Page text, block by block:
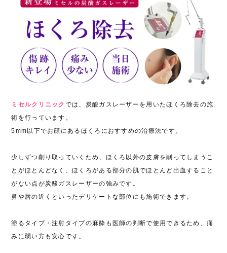
ミセルクリニック では、炭酸ガスレーザーを用いたほくろ除去の施
術を行っています。
5mm以下でお顔にあるほくろにおすすめの治療法です。
少しずつ削り取っていくため、ほくろ以外の皮膚を削ってしまうこ
とがほとんどなく、ほくろがある部分の肌でほとんど出血すること
がない点が炭酸ガスレーザーの強みです。
鼻や唇の近くといったデリケートな部位にも施術できます。
塗るタイプ・注射タイプの麻酔も医師の判断で使用できるため、痛
みに弱い方も安心です。